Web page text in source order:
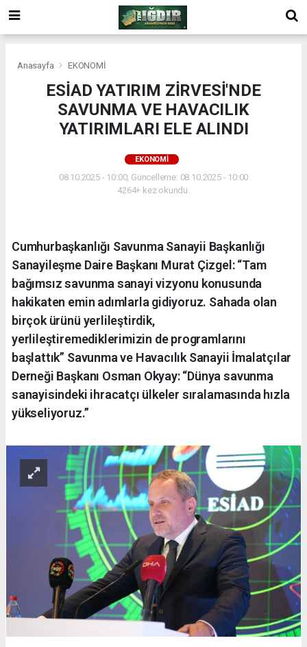
Anasayfa EKONOMİ
ESİAD YATIRIM ZİRVESİ'NDE
SAVUNMA VE HAVACILIK
YATIRIMLARI ELE ALINDI
EKONOMİ
08.10.2025 - 10:00, Güncelleme: 08.10.2025 - 10:00
4264+ kez okundu.
Cumhurbaşkanlığı Savunma Sanayii Başkanlığı
Sanayileşme Daire Başkanı Murat Çizgel: “Tam
bağımsız savunma sanayi vizyonu konusunda
hakikaten emin adımlarla gidiyoruz. Sahada olan
birçok ürünü yerlileştirdik,
yerlileştiremediklerimizin de programlarını
başlattık” Savunma ve Havacılık Sanayii İmalatçılar
Derneği Başkanı Osman Okyay: “Dünya savunma
sanayisindeki ihracatçı ülkeler sıralamasında hızla
yükseliyoruz.”